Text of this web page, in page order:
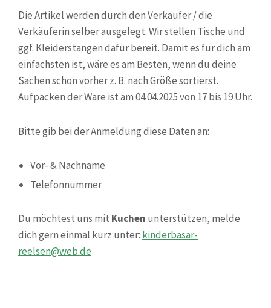
Die Artikel werden durch den Verkäufer / die
Verkäuferin selber ausgelegt. Wir stellen Tische und
ggf. Kleiderstangen dafür bereit. Damit es für dich am
einfachsten ist, wäre es am Besten, wenn du deine
Sachen schon vorher z. B. nach Größe sortierst.
Aufpacken der Ware ist am 04.04.2025 von 17 bis 19 Uhr.
Bitte gib bei der Anmeldung diese Daten an:
Vor- & Nachname
Telefonnummer
Du möchtest uns mit Kuchen unterstützen, melde
dich gern einmal kurz unter: kinderbasar-
reelsen@web.de